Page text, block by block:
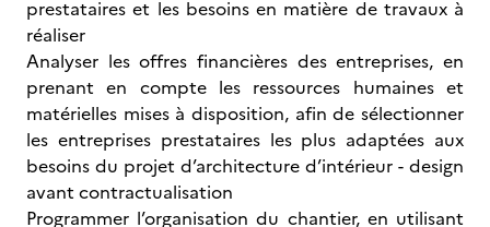
prestataires et les besoins en matière de travaux à
réaliser
Analyser les offres financières des entreprises, en
prenant en compte les ressources humaines et
matérielles mises à disposition, afin de sélectionner
les entreprises prestataires les plus adaptées aux
besoins du projet d’architecture d’intérieur - design
avant contractualisation
Programmer l’organisation du chantier, en utilisant